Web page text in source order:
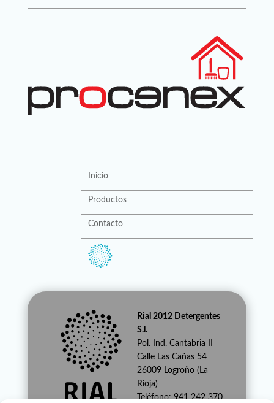
Inicio
Productos
Contacto
Rial 2012 Detergentes
S.l.
Pol. Ind. Cantabria II
Calle Las Cañas 54
26009 Logroño (La
Rioja)
Teléfono: 941 242 370